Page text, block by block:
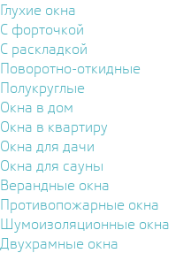
Глухие окна
С форточкой
С раскладкой
Поворотно-откидные
Полукруглые
Окна в дом
Окна в квартиру
Окна для дачи
Окна для сауны
Верандные окна
Противопожарные окна
Шумоизоляционные окна
Двухрамные окна